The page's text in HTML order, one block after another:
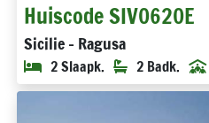
Huiscode SIV0620E
Sicilie - Ragusa
2 Slaapk. 2 Badk.